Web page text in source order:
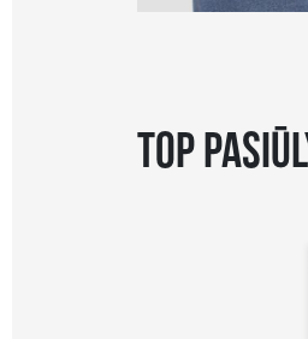
TOP